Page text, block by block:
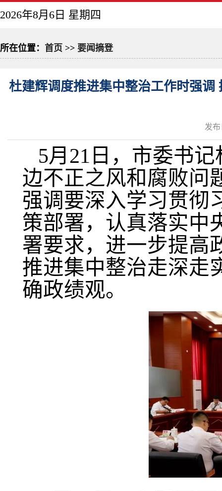
2026年8月6日 星期四
所在位置： 首页 >> 要闻摘登
杜建辉调度推进集中整治工作时强
发
5月21日，市委书
边不正之风和腐败问
强调要深入学习贯彻
策部署，认真落实中
署要求，进一步提高
推进集中整治走深走
确政绩观。